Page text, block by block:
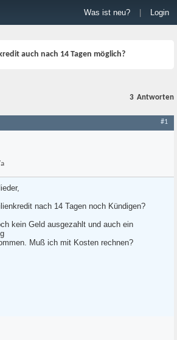
Was ist neu? Login
auch nach 14 Tagen möglich?
3 Antworten
#1
nach 14 Tagen noch Kündigen?
kein Geld ausgezahlt und auch ein
Muß ich mit Kosten rechnen?